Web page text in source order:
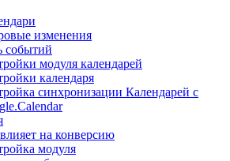
изменения
событий
модуля календарей
календаря
синхронизации Календарей с
на конверсию
модуля